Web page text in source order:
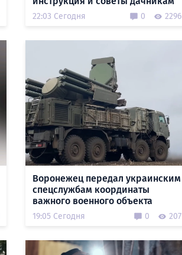
22:03 Сегодня 0 2296
Воронежец передал украинским
спецслужбам координаты
важного военного объекта
19:05 Сегодня 0 207